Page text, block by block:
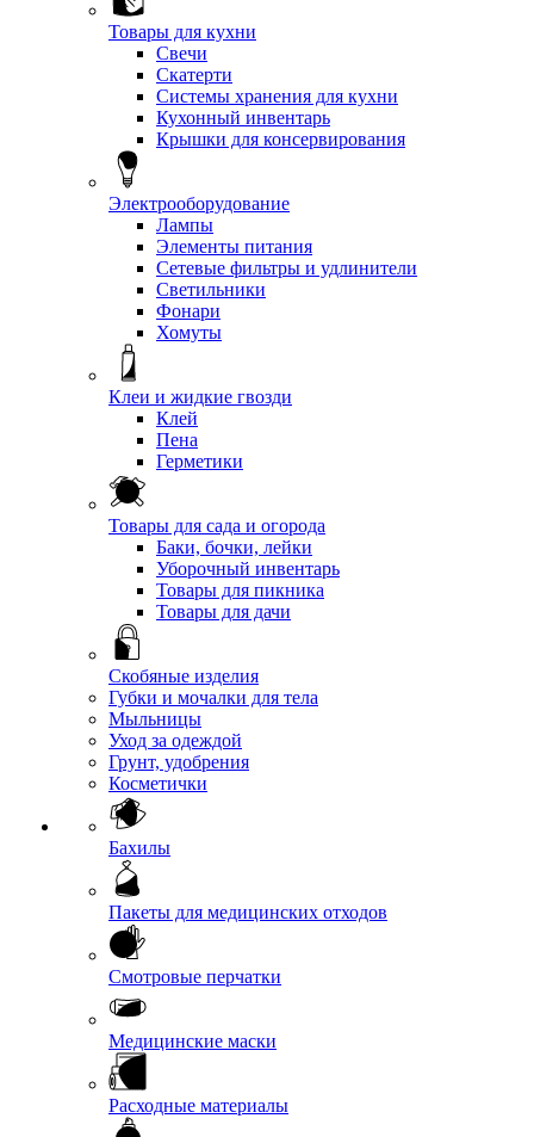
Товары для кухни
Свечи
Скатерти
Системы хранения для кухни
Кухонный инвентарь
Крышки для консервирования
Электрооборудование
Лампы
Элементы питания
Сетевые фильтры и удлинители
Светильники
Фонари
Хомуты
Клеи и жидкие гвозди
Клей
Пена
Герметики
Товары для сада и огорода
Баки, бочки, лейки
Уборочный инвентарь
Товары для пикника
Товары для дачи
Скобяные изделия
Губки и мочалки для тела
Мыльницы
Уход за одеждой
Грунт, удобрения
Косметички
Бахилы
Пакеты для медицинских отходов
Смотровые перчатки
Медицинские маски
Расходные материалы